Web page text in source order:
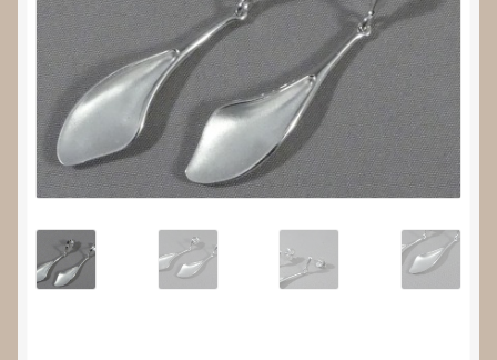
Nieuws
Video’s
Submenu
uitvouwen